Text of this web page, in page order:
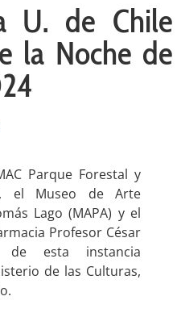
U. de Chile
la Noche de
Parque Forestal y
el Museo de Arte
Lago (MAPA) y el
Profesor César
de esta instancia
de las Culturas,